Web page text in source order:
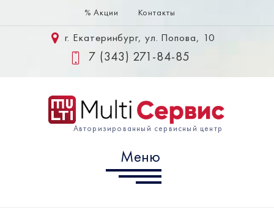
Меню
Samsung
Xiaomi
% Акции Контакты
г. Екатеринбург, ул. Попова, 10
7 (343) 271-84-85
Авторизированный сервисный центр
Меню